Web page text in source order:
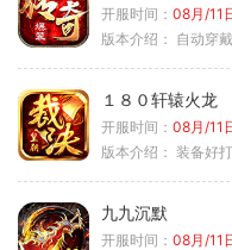
开服时间： 08月/11
版本介绍： 自动穿戴
１８０轩辕火龙
开服时间： 08月/11
版本介绍： 装备好
九九沉默
开服时间： 08月/11